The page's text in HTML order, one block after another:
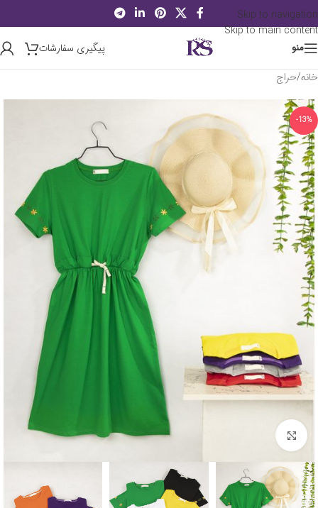
Skip to navigation
Skip to main content
منو
پیگیری سفارشات
خانه/حراج
-13%
برای بزرگنمایی کلیک کنید